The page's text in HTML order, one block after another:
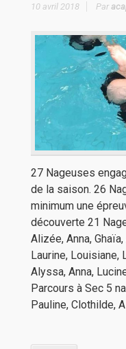
10 avril 2018 Par
27 Nageuses
de la saison. 26
minimum une
découverte 21
Alizée, Anna,
Laurine, Louisiane,
Alyssa, Anna,
Parcours à Sec 5
Pauline, Clothilde,